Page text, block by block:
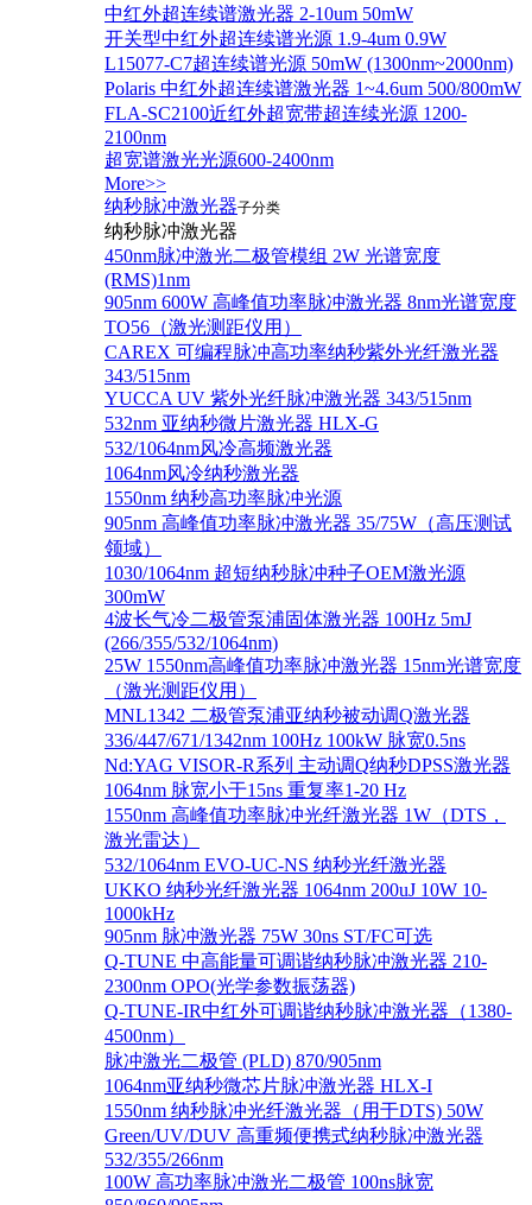
中红外超连续谱激光器 2-10um 50mW
开关型中红外超连续谱光源 1.9-4um 0.9W
L15077-C7超连续谱光源 50mW (1300nm~2000nm)
Polaris 中红外超连续谱激光器 1~4.6um 500/800mW
FLA-SC2100近红外超宽带超连续光源 1200-
2100nm
超宽谱激光光源600-2400nm
More>>
纳秒脉冲激光器子分类
纳秒脉冲激光器
450nm脉冲激光二极管模组 2W 光谱宽度
(RMS)1nm
905nm 600W 高峰值功率脉冲激光器 8nm光谱宽度
TO56（激光测距仪用）
CAREX 可编程脉冲高功率纳秒紫外光纤激光器
343/515nm
YUCCA UV 紫外光纤脉冲激光器 343/515nm
532nm 亚纳秒微片激光器 HLX-G
532/1064nm风冷高频激光器
1064nm风冷纳秒激光器
1550nm 纳秒高功率脉冲光源
905nm 高峰值功率脉冲激光器 35/75W（高压测试
领域）
1030/1064nm 超短纳秒脉冲种子OEM激光源
300mW
4波长气冷二极管泵浦固体激光器 100Hz 5mJ
(266/355/532/1064nm)
25W 1550nm高峰值功率脉冲激光器 15nm光谱宽度
（激光测距仪用）
MNL1342 二极管泵浦亚纳秒被动调Q激光器
336/447/671/1342nm 100Hz 100kW 脉宽0.5ns
Nd:YAG VISOR-R系列 主动调Q纳秒DPSS激光器
1064nm 脉宽小于15ns 重复率1-20 Hz
1550nm 高峰值功率脉冲光纤激光器 1W（DTS，
激光雷达）
532/1064nm EVO-UC-NS 纳秒光纤激光器
UKKO 纳秒光纤激光器 1064nm 200uJ 10W 10-
1000kHz
905nm 脉冲激光器 75W 30ns ST/FC可选
Q-TUNE 中高能量可调谐纳秒脉冲激光器 210-
2300nm OPO(光学参数振荡器)
Q-TUNE-IR中红外可调谐纳秒脉冲激光器（1380-
4500nm）
脉冲激光二极管 (PLD) 870/905nm
1064nm亚纳秒微芯片脉冲激光器 HLX-I
1550nm 纳秒脉冲光纤激光器（用于DTS) 50W
Green/UV/DUV 高重频便携式纳秒脉冲激光器
532/355/266nm
100W 高功率脉冲激光二极管 100ns脉宽